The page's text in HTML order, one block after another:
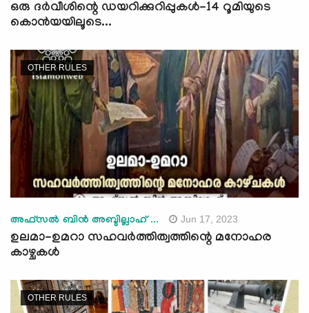
ഒരു ദർവീശിന്റെ ഡയറിക്കുറിപ്പുകൾ-14 റൂമിയുടെ
കൊന്‍യയിലൂടെ...
OTHER RULES
അഫ്‌സല്‍ ബിന്‍ അബ്ദില്ലാഹ്‌ ... Jun 17, 2023
ഉലമാ-ഉമറാ സഹവർത്തിത്വത്തിന്റെ മനോഹര
കാഴ്ചകള്‍
OTHER RULES